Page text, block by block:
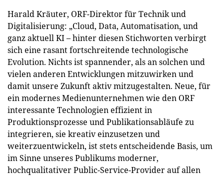
Harald Kräuter, ORF-Direktor für Technik und
Digitalisierung: „Cloud, Data, Automatisation, und
ganz aktuell KI – hinter diesen Stichworten verbirgt
sich eine rasant fortschreitende technologische
Evolution. Nichts ist spannender, als an solchen und
vielen anderen Entwicklungen mitzuwirken und
damit unsere Zukunft aktiv mitzugestalten. Neue, für
ein modernes Medienunternehmen wie den ORF
interessante Technologien effizient in
Produktionsprozesse und Publikationsabläufe zu
integrieren, sie kreativ einzusetzen und
weiterzuentwickeln, ist stets entscheidende Basis, um
im Sinne unseres Publikums moderner,
hochqualitativer Public-Service-Provider auf allen